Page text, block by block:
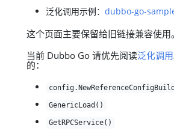
泛化调用示例： dubbo-go-
这个页面主要保留给旧链接兼容使用。
当前 Dubbo Go 请优先阅读泛化调用
的：
GenericLoad()
GetRPCService()